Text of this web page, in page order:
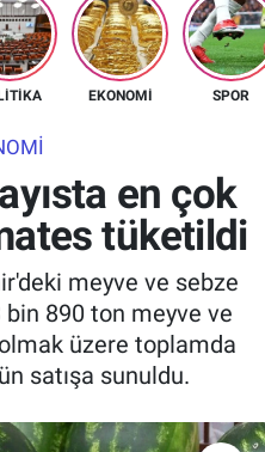
EKONOMİ SPOR
en çok
tüketildi
meyve ve sebze
890 ton meyve ve
üzere toplamda
satışa sunuldu.